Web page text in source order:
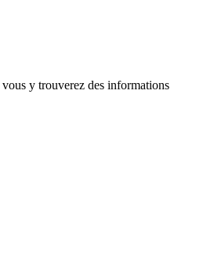
y trouverez des informations